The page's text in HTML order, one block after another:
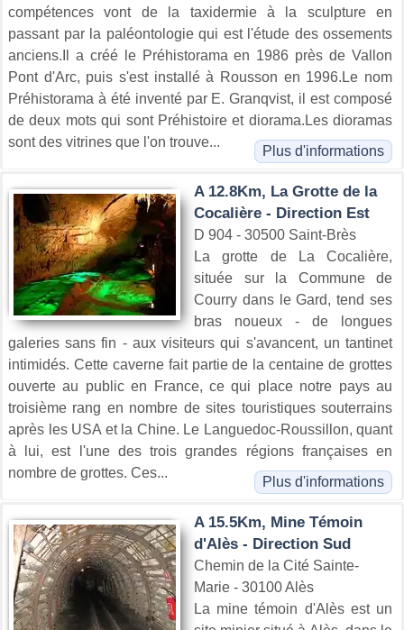
compétences vont de la taxidermie à la sculpture en
passant par la paléontologie qui est l'étude des ossements
anciens.Il a créé le Préhistorama en 1986 près de Vallon
Pont d'Arc, puis s'est installé à Rousson en 1996.Le nom
Préhistorama à été inventé par E. Granqvist, il est composé
de deux mots qui sont Préhistoire et diorama.Les dioramas
sont des vitrines que l'on trouve...
Plus d'informations
A 12.8Km, La Grotte de la
Cocalière - Direction Est
D 904 - 30500 Saint-Brès
La grotte de La Cocalière,
située sur la Commune de
Courry dans le Gard, tend ses
bras noueux - de longues
galeries sans fin - aux visiteurs qui s'avancent, un tantinet
intimidés. Cette caverne fait partie de la centaine de grottes
ouverte au public en France, ce qui place notre pays au
troisième rang en nombre de sites touristiques souterrains
après les USA et la Chine. Le Languedoc-Roussillon, quant
à lui, est l'une des trois grandes régions françaises en
nombre de grottes. Ces...
Plus d'informations
A 15.5Km, Mine Témoin
d'Alès - Direction Sud
Chemin de la Cité Sainte-
Marie - 30100 Alès
La mine témoin d'Alès est un